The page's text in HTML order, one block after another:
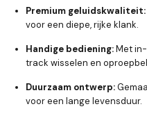
Premium geluidskwaliteit:
voor een diepe, rijke klank.
Handige bediening:Met
track wisselen en
Duurzaam ontwerp:
voor een lange levensduur.